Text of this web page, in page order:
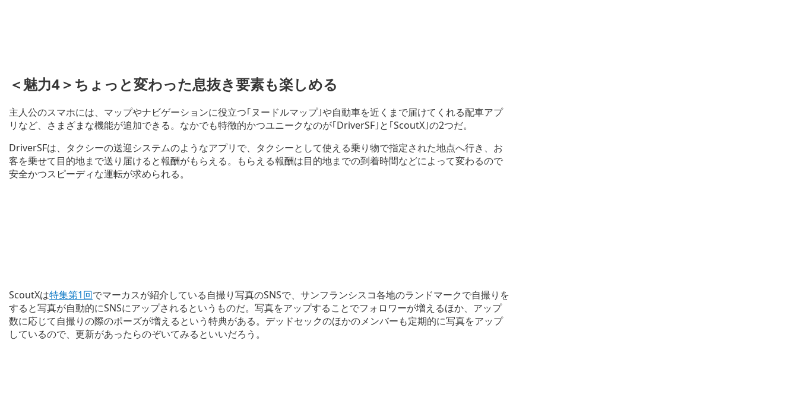
＜魅力4＞ちょっと変わった息抜き要素も楽しめる
主人公のスマホには、マップやナビゲーションに役立つ｢ヌードルマップ｣や自動車を近くまで届けてくれる配車アプ
リなど、さまざまな機能が追加できる。なかでも特徴的かつユニークなのが｢DriverSF｣と｢ScoutX｣の2つだ。
DriverSFは、タクシーの送迎システムのようなアプリで、タクシーとして使える乗り物で指定された地点へ行き、お
客を乗せて目的地まで送り届けると報酬がもらえる。もらえる報酬は目的地までの到着時間などによって変わるので
安全かつスピーディな運転が求められる。
ScoutXは特集第1回でマーカスが紹介している自撮り写真のSNSで、サンフランシスコ各地のランドマークで自撮りを
すると写真が自動的にSNSにアップされるというものだ。写真をアップすることでフォロワーが増えるほか、アップ
数に応じて自撮りの際のポーズが増えるという特典がある。デッドセックのほかのメンバーも定期的に写真をアップ
しているので、更新があったらのぞいてみるといいだろう。